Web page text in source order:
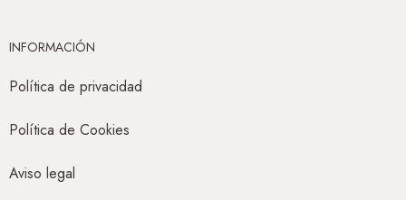
INFORMACIÓN
Política de privacidad
Política de Cookies
Aviso legal